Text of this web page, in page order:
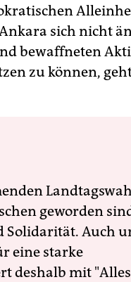
sich nicht
bewaffneten
zu können,
geworden
Solidarität. Auch
eine starke
deshalb mit "Alles